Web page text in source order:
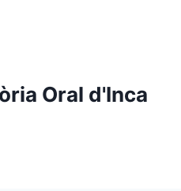
Oral d'Inca